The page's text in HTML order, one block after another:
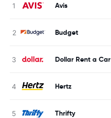
Avis
Budget
Dollar Rent a Car
Hertz
Thrifty